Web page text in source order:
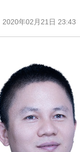
2020年02月21日 23:43